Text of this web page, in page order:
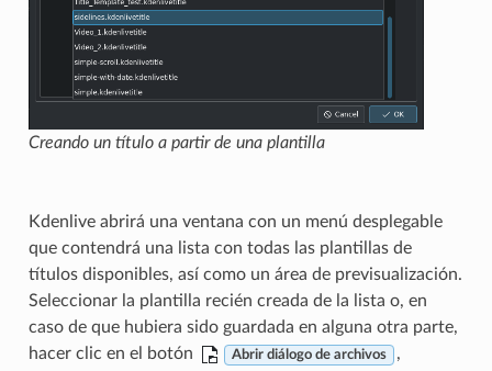
Creando un título a partir de una plantilla
Kdenlive abrirá una ventana con un menú desplegable
que contendrá una lista con todas las plantillas de
títulos disponibles, así como un área de previsualización.
Seleccionar la plantilla recién creada de la lista o, en
caso de que hubiera sido guardada en alguna otra parte,
hacer clic en el botón
Abrir diálogo de archivos
,